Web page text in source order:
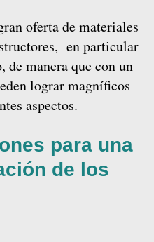
oferta de materiales
en particular
manera que con un
lograr magníficos
aspectos.
para una
de los